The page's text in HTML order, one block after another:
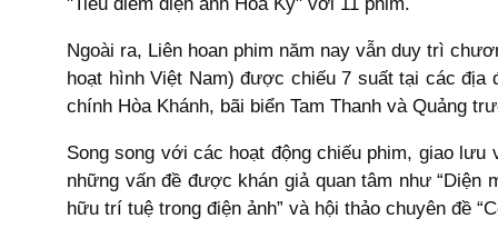
Ngoài ra, Liên hoan phim năm nay vẫn duy trì
hoạt hình Việt Nam) được chiếu 7 suất tại các địa
chính Hòa Khánh, bãi biển Tam Thanh và Quảng
Song song với các hoạt động chiếu phim, giao
những vấn đề được khán giả quan tâm như “Diện
hữu trí tuệ trong điện ảnh” và hội thảo chuyên đề